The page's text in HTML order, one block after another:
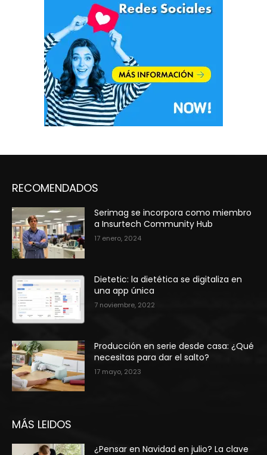
RECOMENDADOS
Serimag se incorpora como miembro
a Insurtech Community Hub
17 enero, 2024
Dietetic: la dietética se digitaliza en
una app única
7 noviembre, 2022
Producción en serie desde casa: ¿Qué
necesitas para dar el salto?
17 mayo, 2023
MÁS LEIDOS
¿Pensar en Navidad en julio? La clave